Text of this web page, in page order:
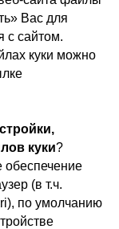
Вас для
с сайтом.
куки можно
куки?
обеспечение
(в т.ч.
по умолчанию